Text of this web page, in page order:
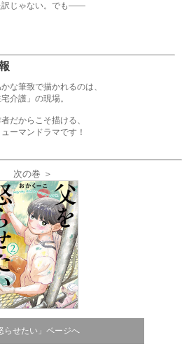
訳じゃない。でも――
な筆致で描かれるのは、
介護」の現場。
だからこそ描ける、
ーマンドラマです！
次の巻 ＞
らせたい」ページへ